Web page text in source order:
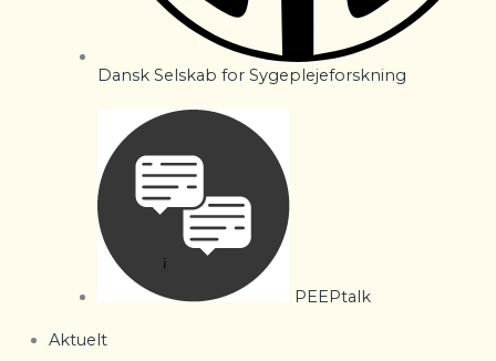
Dansk Selskab for Sygeplejeforskning
PEEPtalk
Aktuelt